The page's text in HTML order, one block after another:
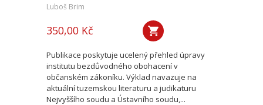
Luboš Brim
350,00 Kč
Publikace poskytuje ucelený přehled úpravy
institutu bezdůvodného obohacení v
občanském zákoníku. Výklad navazuje na
aktuální tuzemskou literaturu a judikaturu
Nejvyššího soudu a Ústavního soudu,...